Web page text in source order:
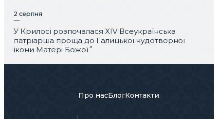
2 серпня
У Крилосі розпочалася XIV Всеукраїнська
патріарша проща до Галицької чудотворної
ікони Матері Божої
Про насБлогКонтакти